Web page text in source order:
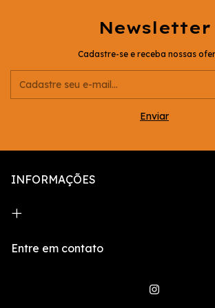
Newsletter
Cadastre-se e receba nossas
INFORMAÇÕES
Entre em contato